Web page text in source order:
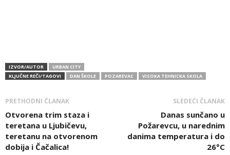
IZVOR/AUTOR
URBAN CITY
KLJUČNE REČI/TAGOVI
DAN ŠKOLE POZAREVAC VISOKA TEHNICKA SKOLA
PRETHODNI ČLANAK
Otvorena trim staza i
teretana u Ljubičevu,
teretanu na otvorenom
dobija i Čačalica!
SLEDEĆI ČLANAK
Danas sunčano u
Požarevcu, u narednim
danima temperatura i do
26°C